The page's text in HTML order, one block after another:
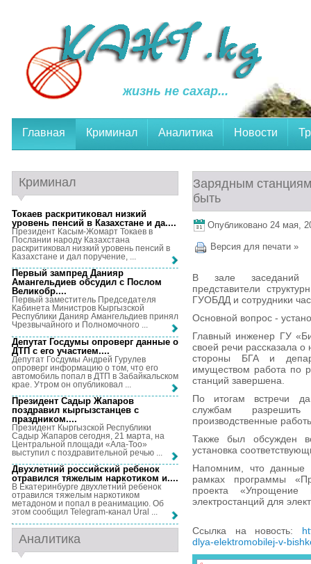
жизнь не сахар...
Главная Криминал Аналитика Новости
Зарядным
быть
Опубликовано 24 мая,
Версия для печати »
В зале заседаний
представители
ГУОБДД и сотрудники
Основной вопрос -
Главный инженер ГУ
своей речи рассказала о
стороны БГА и
имуществом работа по
станций завершена.
По итогам встречи
службам
производственные
Также был обсужден
установка
Напомним, что данные
рамках программы
проекта «Упрощение
электростанций для
Ссылка на новость:
dlya-elektromobilej-v-
Криминал
Токаев раскритиковал низкий
уровень пенсий в Казахстане и да....
Президент Касым-Жомарт Токаев в
Послании народу Казахстана
раскритиковал низкий уровень пенсий в
Казахстане и дал поручение, ...
Первый зампред Данияр
Амангельдиев обсудил с Послом
Великобр....
Первый заместитель Председателя
Кабинета Министров Кыргызской
Республики Данияр Амангельдиев принял
Чрезвычайного и Полномочного ...
Депутат Госдумы опроверг данные о
ДТП с его участием....
Депутат Госдумы Андрей Гурулев
опроверг информацию о том, что его
автомобиль попал в ДТП в Забайкальском
крае. Утром он опубликовал ...
Президент Садыр Жапаров
поздравил кыргызстанцев с
праздником....
Президент Кыргызской Республики
Садыр Жапаров сегодня, 21 марта, на
Центральной площади «Ала-Тоо»
выступил с поздравительной речью ...
Двухлетний российский ребенок
отравился тяжелым наркотиком и....
В Екатеринбурге двухлетний ребенок
отравился тяжелым наркотиком
метадоном и попал в реанимацию. Об
этом сообщил Telegram-канал Ural ...
Аналитика